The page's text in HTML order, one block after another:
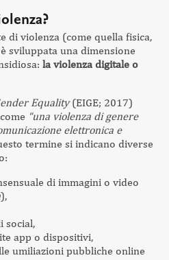
di violenza (come quella fisica,
sviluppata una dimensione
la violenza digitale o
Equality(EIGE; 2017)
“una violenza di genere
elettronica e
termine si indicano diverse
di immagini o video
),
social,
app o dispositivi,
umiliazioni pubbliche online